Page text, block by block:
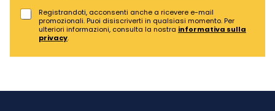
Registrandoti, acconsenti anche a ricevere e-mail
promozionali. Puoi disiscriverti in qualsiasi momento. Per
ulteriori informazioni, consulta la nostra informativa sulla
privacy.